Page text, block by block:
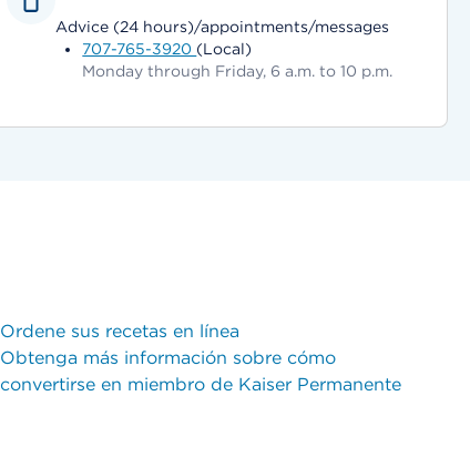
Advice (24 hours)/appointments/messages
707-765-3920 (Local)
Monday through Friday, 6 a.m. to 10 p.m.
Ordene sus recetas en línea
Obtenga más información sobre cómo
convertirse en miembro de Kaiser Permanente